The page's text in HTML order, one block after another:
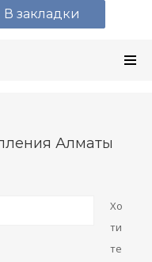
Алматы
Хо
ти
те
В закладки